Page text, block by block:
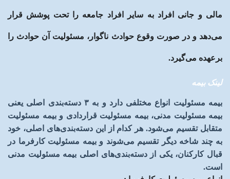
مالی و جانی افراد به سایر افراد جامعه را تحت پوشش قرار
می‌دهد و در صورت وقوع حوادث ناگوار، مسئولیت آن حوادث را
برعهده می‌گیرد.
لینک بیمه
بیمه مسئولیت انواع مختلفی دارد و به۳ دسته‌بندی اصلی یعنی
بیمه مسئولیت مدنی، بیمه مسئولیت قراردادی و بیمه مسئولیت
متقابل تقسیم می‌شود. هر کدام از این دسته‌بندی‌های اصلی، خود
به چند شاخه دیگر تقسیم می‌شوند و بیمه مسئولیت کارفرما در
قبال کارکنان، یکی از دسته‌بندی‌های اصلی بیمه مسئولیت مدنی
است.